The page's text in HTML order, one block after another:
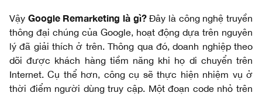
Vậy Google Remarketing là gì?Đây là công nghệ truyền
thông đại chúng của Google, hoạt động dựa trên nguyên
lý đã giải thích ở trên. Thông qua đó, doanh nghiệp theo
dõi được khách hàng tiềm năng khi họ di chuyển trên
Internet. Cụ thể hơn, công cụ sẽ thực hiện nhiệm vụ ở
thời điểm người dùng truy cập. Một đoạn code nhỏ trên